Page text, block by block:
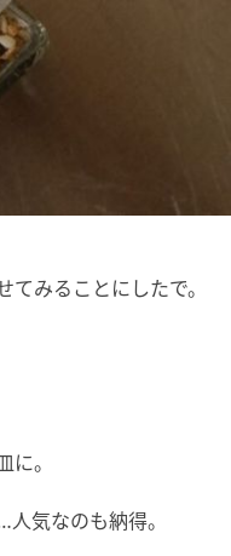
みることにしたで。
。
気なのも納得。